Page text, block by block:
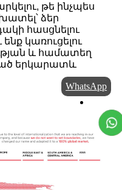
թե ինչպես
ձեր
հասցնելու
կառուցելու
և համատեղ
երկարատև
WhatsApp